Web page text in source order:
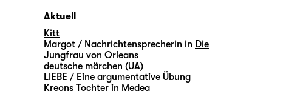
Aktuell
Kitt
Margot / Nachrichtensprecherin in Die
Jungfrau von Orleans
deutsche märchen (UA)
LIEBE / Eine argumentative Übung
Kreons Tochter in Medea